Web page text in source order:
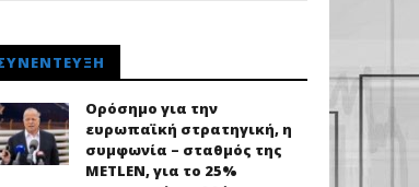
Ορόσημο για την
ευρωπαϊκή στρατηγική, η
συμφωνία – σταθμός της
METLEN, για το 25%